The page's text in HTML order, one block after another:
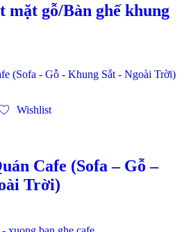
mặt gỗ/Bàn ghế khung
Wishlist
Cafe (Sofa – Gỗ –
Trời)